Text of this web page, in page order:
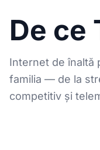
De ce
Internet de înaltă
familia — de la
competitiv și